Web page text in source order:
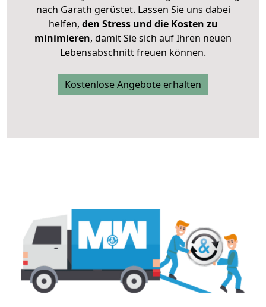
nach Garath gerüstet. Lassen Sie uns dabei
helfen, den Stress und die Kosten zu
minimieren, damit Sie sich auf Ihren neuen
Lebensabschnitt freuen können.
Kostenlose Angebote erhalten